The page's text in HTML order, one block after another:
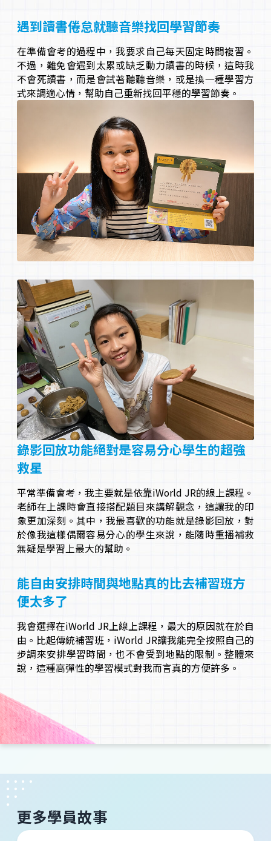
遇到讀書倦怠就聽音樂找回學習節奏
在準備會考的過程中，我要求自己每天固定時間複習。
不過，難免會遇到太累或缺乏動力讀書的時候，這時我
不會死讀書，而是會試著聽聽音樂，或是換一種學習方
式來調適心情，幫助自己重新找回平穩的學習節奏。
錄影回放功能絕對是容易分心學生的超強
救星
平常準備會考，我主要就是依靠iWorld JR的線上課程。
老師在上課時會直接搭配題目來講解觀念，這讓我的印
象更加深刻。其中，我最喜歡的功能就是錄影回放，對
於像我這樣偶爾容易分心的學生來說，能隨時重播補救
無疑是學習上最大的幫助。
能自由安排時間與地點真的比去補習班方
便太多了
我會選擇在iWorld JR上線上課程，最大的原因就在於自
由。比起傳統補習班，iWorld JR讓我能完全按照自己的
步調來安排學習時間，也不會受到地點的限制。整體來
說，這種高彈性的學習模式對我而言真的方便許多。
更多學員故事